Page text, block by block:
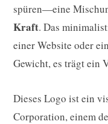
spüren—eine
Kraft. Das
einer Website oder
Gewicht, es trägt ein
Dieses Logo ist ein
Corporation, einem